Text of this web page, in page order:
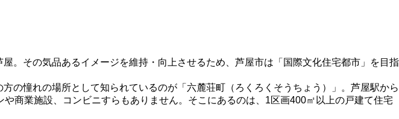
。その気品あるイメージを維持・向上させるため、芦屋市は「国際文化住宅都市」を目指
の憧れの場所として知られているのが「六麓荘町（ろくろくそうちょう）」。芦屋駅から
商業施設、コンビニすらもありません。そこにあるのは、1区画400㎡以上の戸建て住宅